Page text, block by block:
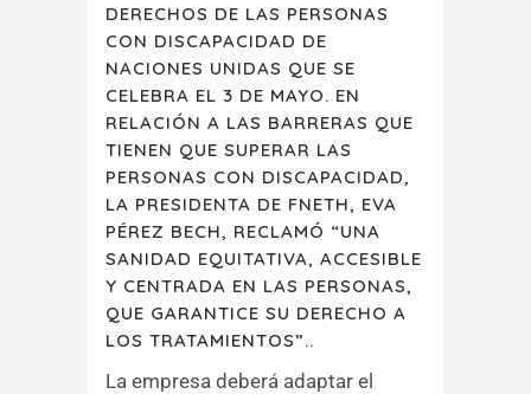
DERECHOS DE LAS PERSONAS
CON DISCAPACIDAD DE
NACIONES UNIDAS QUE SE
CELEBRA EL 3 DE MAYO. EN
RELACIÓN A LAS BARRERAS QUE
TIENEN QUE SUPERAR LAS
PERSONAS CON DISCAPACIDAD,
LA PRESIDENTA DE FNETH, EVA
PÉREZ BECH, RECLAMÓ “UNA
SANIDAD EQUITATIVA, ACCESIBLE
Y CENTRADA EN LAS PERSONAS,
QUE GARANTICE SU DERECHO A
LOS TRATAMIENTOS”..
La empresa deberá adaptar el